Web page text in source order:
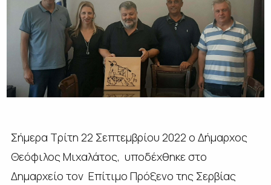
Σήμερα Τρίτη 22 Σεπτεμβρίου 2022 ο Δήμαρχος
Θεόφιλος Μιχαλάτος, υποδέχθηκε στο
Δημαρχείο τον Επίτιμο Πρόξενο της Σερβίας